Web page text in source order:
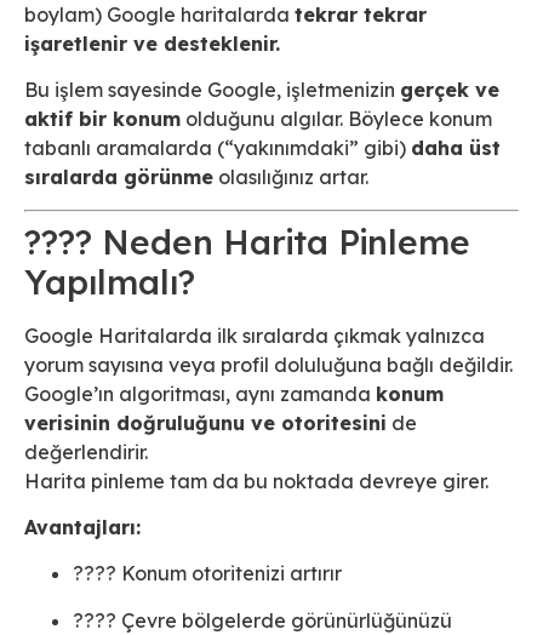
boylam) Google haritalarda tekrar tekrar
işaretlenir ve desteklenir.
Bu işlem sayesinde Google, işletmenizin gerçek ve
aktif bir konum olduğunu algılar. Böylece konum
tabanlı aramalarda (“yakınımdaki” gibi) daha üst
sıralarda görünme olasılığınız artar.
???? Neden Harita Pinleme
Yapılmalı?
Google Haritalarda ilk sıralarda çıkmak yalnızca
yorum sayısına veya profil doluluğuna bağlı değildir.
Google’ın algoritması, aynı zamanda konum
verisinin doğruluğunu ve otoritesini de
değerlendirir.
Harita pinleme tam da bu noktada devreye girer.
Avantajları:
???? Konum otoritenizi artırır
???? Çevre bölgelerde görünürlüğünüzü